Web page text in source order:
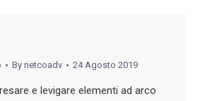
By netcoadv 24 Agosto 2019
e levigare elementi ad arco